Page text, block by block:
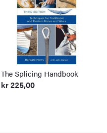
The Splicing Handbook
kr225,00